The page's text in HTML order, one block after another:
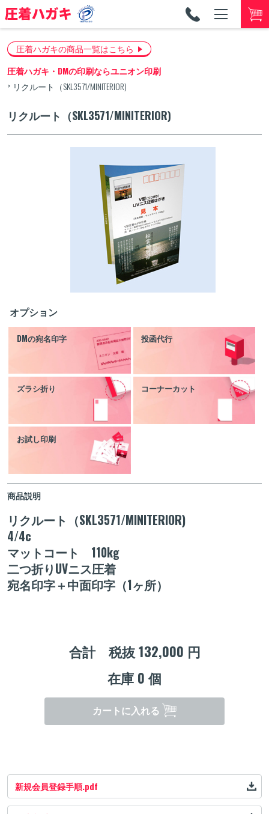
TEL
圧着ハガキの商品一覧はこちら
圧着ハガキ・DMの印刷ならユニオン印刷
リクルート（SKL3571/MINITERIOR)
リクルート（SKL3571/MINITERIOR)
オプション
DMの宛名印字 投函代行
ズラシ折り コーナーカット
お試し印刷
商品説明
リクルート（SKL3571/MINITERIOR)
4/4c
マットコート 110kg
二つ折りUVニス圧着
宛名印字＋中面印字（1ヶ所）
合計 税抜132,000 円
在庫 0 個
カートに入れる
新規会員登録手順.pdf